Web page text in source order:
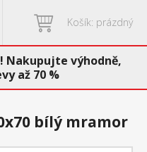
Košík: prázdný
Nakupujte výhodně,
až 70 %
bílý mramor